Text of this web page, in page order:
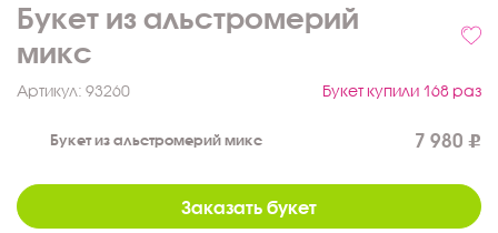
Букет из альстромерий
микс
Артикул: 93260 Букет купили 168 раз
Букет из альстромерий микс 7 980
Заказать букет